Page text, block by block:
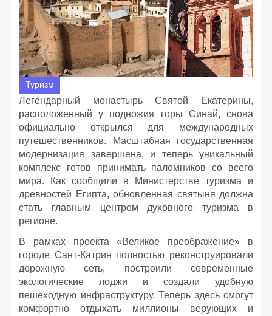
Туризм
Легендарный монастырь Святой Екатерины,
расположенный у подножия горы Синай, снова
официально открылся для международных
путешественников. Масштабная государственная
модернизация завершена, и теперь уникальный
комплекс готов принимать паломников со всего
мира. Как сообщили в Министерстве туризма и
древностей Египта, обновленная святыня должна
стать главным центром духовного туризма в
регионе.
В рамках проекта «Великое преображение» в
городе Сант-Катрин полностью реконструировали
дорожную сеть, построили современные
экологические лоджи и создали удобную
пешеходную инфраструктуру. Теперь здесь смогут
комфортно отдыхать миллионы верующих и